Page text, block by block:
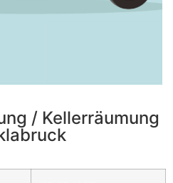
/ Kellerräumung